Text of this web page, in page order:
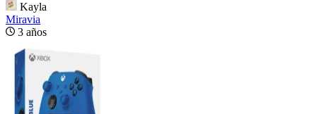
Kayla
Miravia
3 años